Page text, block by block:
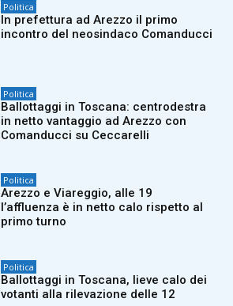
Politica
In prefettura ad Arezzo il primo
incontro del neosindaco Comanducci
Politica
Ballottaggi in Toscana: centrodestra
in netto vantaggio ad Arezzo con
Comanducci su Ceccarelli
Politica
Arezzo e Viareggio, alle 19
l’affluenza è in netto calo rispetto al
primo turno
Politica
Ballottaggi in Toscana, lieve calo dei
votanti alla rilevazione delle 12